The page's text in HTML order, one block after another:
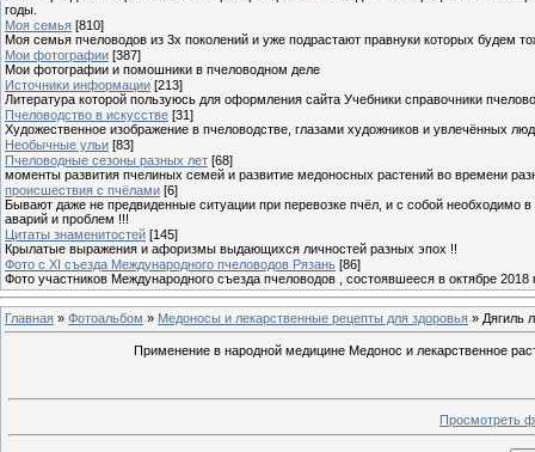
годы.
Моя семья [810]
Моя семья пчеловодов из 3х поколений и уже подрастают правнуки которых будем
Мои фотографии [387]
Мои фотографии и помошники в пчеловодном деле
Источники информации [213]
Литература которой пользуюсь для оформления сайта Учебники справочники
Пчеловодство в искусстве [31]
Художественное изображение в пчеловодстве, глазами художников и увлечённых
Необычные ульи [83]
Пчеловодные сезоны разных лет [68]
моменты развития пчелиных семей и развитие медоносных растений во времени
происшествия с пчёлами [6]
Бывают даже не предвиденные ситуации при перевозке пчёл, и с собой необходимо
аварий и проблем !!!
Цитаты знаменитостей [145]
Крылатые выражения и афоризмы выдающихся личностей разных эпох !!
Фото с XI съезда Международного пчеловодов Рязань [86]
Фото участников Международного съезда пчеловодов , состоявшееся в октябре 2018
Главная » Фотоальбом » Медоносы и лекарственные рецепты для здоровья » Дягиль
Применение в народной медицине Медонос и лекарственное
Просмотреть